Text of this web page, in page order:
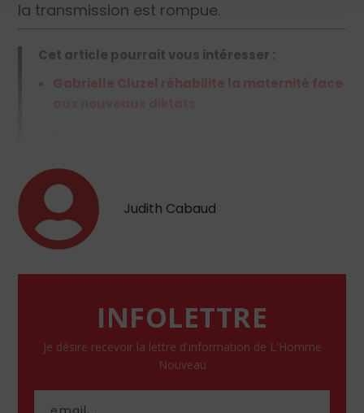
la transmission est rompue.
Cet article pourrait vous intéresser :
Gabrielle Cluzel réhabilite la maternité face
Judith Cabaud
INFOLETTRE
Je désire recevoir la lettre d'information de L'Homme
Nouveau